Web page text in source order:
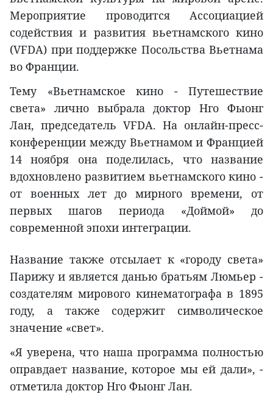
Мероприятие проводится Ассоциацией
содействия и развития вьетнамского кино
(VFDA) при поддержке Посольства Вьетнама
во Франции.
Тему «Вьетнамское кино - Путешествие
света» лично выбрала доктор Нго Фыонг
Лан, председатель VFDA. На онлайн-пресс-
конференции между Вьетнамом и Францией
14 ноября она поделилась, что название
вдохновлено развитием вьетнамского кино -
от военных лет до мирного времени, от
первых шагов периода «Доймой» до
современной эпохи интеграции.
Название также отсылает к «городу света»
Парижу и является данью братьям Люмьер -
создателям мирового кинематографа в 1895
году, а также содержит символическое
значение «свет».
«Я уверена, что наша программа полностью
оправдает название, которое мы ей дали», -
отметила доктор Нго Фыонг Лан.